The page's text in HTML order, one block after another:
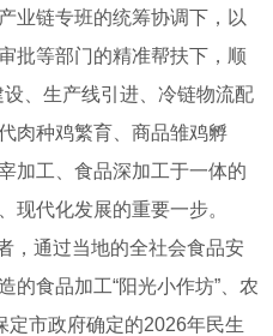
业链专班的统筹协调下，以
批等部门的精准帮扶下，顺
、生产线引进、冷链物流配
肉种鸡繁育、商品雏鸡孵
加工、食品深加工于一体的
现代化发展的重要一步。
通过当地的全社会食品安
的食品加工“阳光小作坊”、农
定市政府确定的2026年民生